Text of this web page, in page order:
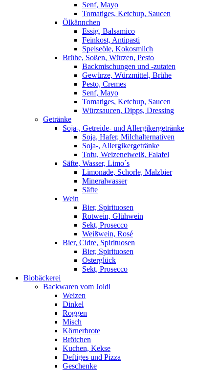
Senf, Mayo
Tomatiges, Ketchup, Saucen
Ölkännchen
Essig, Balsamico
Feinkost, Antipasti
Speiseöle, Kokosmilch
Brühe, Soßen, Würzen, Pesto
Backmischungen und -zutaten
Gewürze, Würzmittel, Brühe
Pesto, Cremes
Senf, Mayo
Tomatiges, Ketchup, Saucen
Würzsaucen, Dipps, Dressing
Getränke
Soja-, Getreide- und Allergikergetränke
Soja, Hafer, Milchalternativen
Soja-, Allergikergetränke
Tofu, Weizeneiweiß, Falafel
Säfte, Wasser, Limo´s
Limonade, Schorle, Malzbier
Mineralwasser
Säfte
Wein
Bier, Spirituosen
Rotwein, Glühwein
Sekt, Prosecco
Weißwein, Rosé
Bier, Cidre, Spirituosen
Bier, Spirituosen
Osterglück
Sekt, Prosecco
Biobäckerei
Backwaren vom Joldi
Weizen
Dinkel
Roggen
Misch
Körnerbrote
Brötchen
Kuchen, Kekse
Deftiges und Pizza
Geschenke